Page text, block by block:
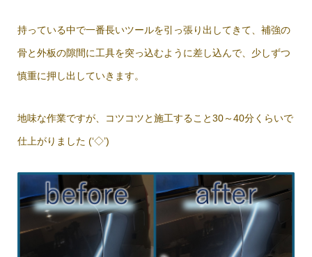
持っている中で一番長いツールを引っ張り出してきて、補強の
骨と外板の隙間に工具を突っ込むように差し込んで、少しずつ
慎重に押し出していきます。
地味な作業ですが、コツコツと施工すること30～40分くらいで
仕上がりました (‘◇’)ゞ